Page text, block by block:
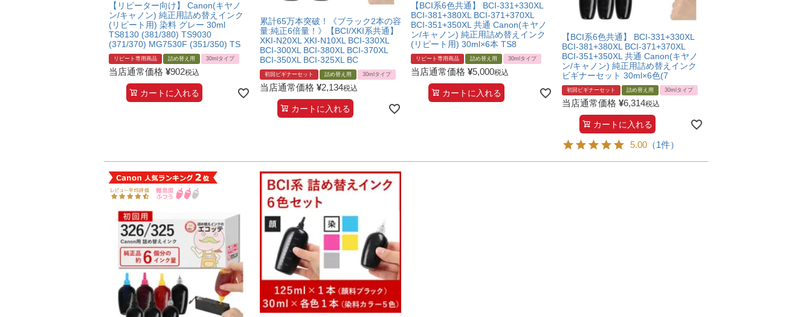
【リピーター向け】 Canon(キヤノ
ン/キャノン) 純正用詰め替えインク
(リピート用) 染料 グレー 30ml
TS8130 (381/380) TS9030
(371/370) MG7530F (351/350) TS
リピート専用商品 詰め替え用 30mlタイプ
当店通常価格 ¥902税込
カートに入れる
累計65万本突破！《ブラック2本の容
量:純正6倍量！》【BCI/XKI系共通】
XKI-N20XL XKI-N10XL BCI-330XL
BCI-300XL BCI-380XL BCI-370XL
BCI-350XL BCI-325XL BC
初回ビギナーセット 詰め替え用 30mlタイプ
当店通常価格 ¥2,134税込
カートに入れる
【BCI系6色共通】 BCI-331+330XL
BCI-381+380XL BCI-371+370XL
BCI-351+350XL 共通 Canon(キヤノ
ン/キャノン) 純正用詰め替えインク
(リピート用) 30ml×6本 TS8
リピート専用商品 詰め替え用 30mlタイプ
当店通常価格 ¥5,000税込
カートに入れる
【BCI系6色共通】 BCI-331+330XL
BCI-381+380XL BCI-371+370XL
BCI-351+350XL 共通 Canon(キヤノ
ン/キャノン) 純正用詰め替えインク
ビギナーセット 30ml×6色(7
初回ビギナーセット 詰め替え用 30mlタイプ
当店通常価格 ¥6,314税込
カートに入れる
5.00 （1件）